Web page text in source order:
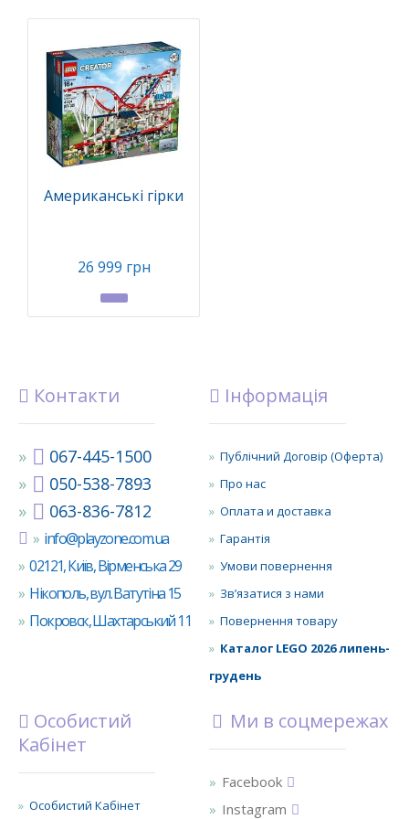
Американські гірки
26 999 грн
Контакти
067-445-1500
050-538-7893
063-836-7812
info@playzone.com.ua
02121, Київ, Вірменська 29
Нікополь, вул. Ватутіна 15
Покровск, Шахтарський 11
Інформація
Публічний Договір (Оферта)
Про нас
Оплата и доставка
Гарантія
Умови повернення
Зв’язатися з нами
Повернення товару
Каталог LEGO 2026 липень-
грудень
Особистий
Кабінет
Особистий Кабінет
Ми в соцмережах
Facebook
Instagram